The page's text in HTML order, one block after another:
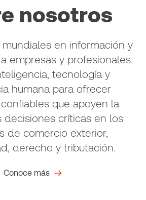
nosotros
en información y
empresas y profesionales.
tecnología y
humana para ofrecer
que apoyen la
decisiones críticas en los
de comercio exterior,
derecho y tributación.
Conoce más